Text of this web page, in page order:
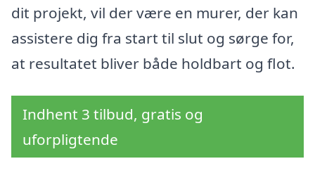
dit projekt, vil der være en murer, der kan
assistere dig fra start til slut og sørge for,
at resultatet bliver både holdbart og flot.
Indhent 3 tilbud, gratis og
uforpligtende